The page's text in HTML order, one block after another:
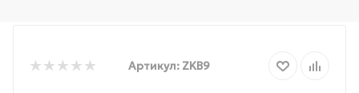
Артикул: ZKB9